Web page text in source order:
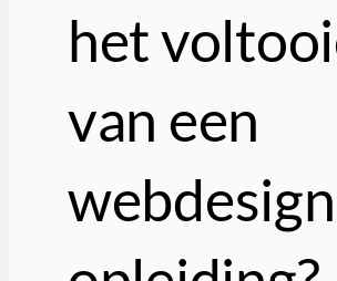
het
van een
webdesign